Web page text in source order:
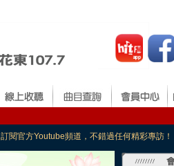
訂閱官方Youtube頻道，不錯過任何精彩專訪！